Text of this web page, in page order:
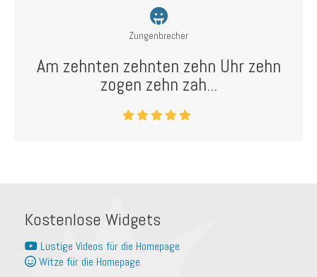
Zungenbrecher
Am zehnten zehnten zehn Uhr zehn
zogen zehn zah...
Kostenlose Widgets
Lustige Videos für die Homepage
Witze für die Homepage